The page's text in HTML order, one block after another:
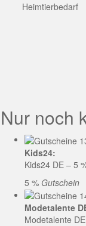
Heimtierbedarf
Nur noch
Kids24:
Kids24 DE – 5
5 % Gutschein
Modetalente
Modetalente